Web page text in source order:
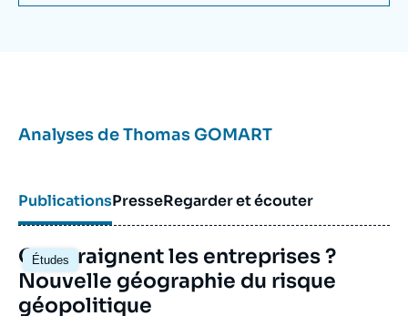
Analyses deThomas GOMART
PublicationsPresseRegarder et écouter
Études
Image
principale
Que craignent les entreprises ?
Nouvelle géographie du risque
géopolitique